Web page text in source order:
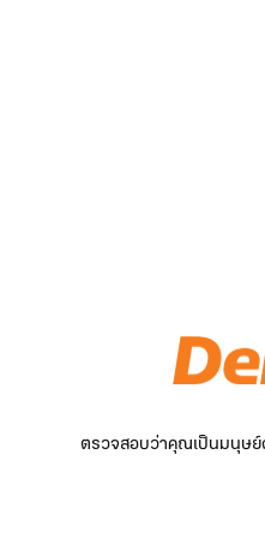
ตรวจสอบว่าคุณเป็นมนุษย์